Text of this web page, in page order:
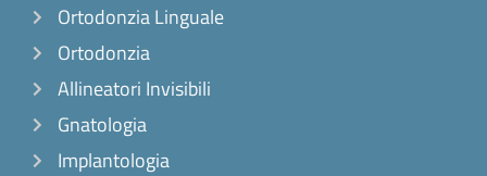
o
k
-
f
r
a
m
Ortodonzia Linguale
Ortodonzia
Allineatori Invisibili
Gnatologia
Implantologia